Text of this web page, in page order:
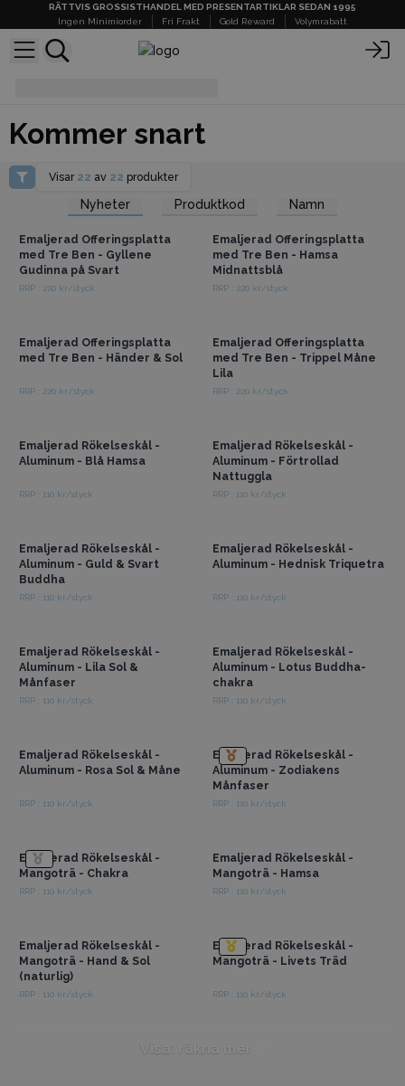
RÄTTVIS GROSSISTHANDEL MED PRESENTARTIKLAR SEDAN 1995
Ingen Minimiorder
Fri Frakt Gold Reward Volymrabatt
Kommer snart
Visar 22 av 22 produkter
Nyheter Produktkod Namn
Få tillgång till
grossistpriser
Emaljerad Offeringsplatta
med Tre Ben - Gyllene
Gudinna på Svart
RRP : 220 kr/styck
Få tillgång till
grossistpriser
Emaljerad Offeringsplatta
med Tre Ben - Hamsa
Midnattsblå
RRP : 220 kr/styck
Emaljerad Offeringsplatta
med Tre Ben - Händer & Sol
RRP : 220 kr/styck
Emaljerad Offeringsplatta
med Tre Ben - Trippel Måne
Lila
RRP : 220 kr/styck
Emaljerad Rökelseskål -
Aluminum - Blå Hamsa
RRP : 110 kr/styck
Emaljerad Rökelseskål -
Aluminum - Förtrollad
Nattuggla
RRP : 110 kr/styck
Emaljerad Rökelseskål -
Aluminum - Guld & Svart
Buddha
RRP : 110 kr/styck
Emaljerad Rökelseskål -
Aluminum - Hednisk Triquetra
RRP : 110 kr/styck
Emaljerad Rökelseskål -
Aluminum - Lila Sol &
Månfaser
RRP : 110 kr/styck
Emaljerad Rökelseskål -
Aluminum - Lotus Buddha-
chakra
RRP : 110 kr/styck
Emaljerad Rökelseskål -
Aluminum - Rosa Sol & Måne
RRP : 110 kr/styck
Emaljerad Rökelseskål -
Aluminum - Zodiakens
Månfaser
RRP : 110 kr/styck
Emaljerad Rökelseskål -
Mangoträ - Chakra
RRP : 110 kr/styck
Emaljerad Rökelseskål -
Mangoträ - Hamsa
RRP : 110 kr/styck
Emaljerad Rökelseskål -
Mangoträ - Hand & Sol
(naturlig)
RRP : 110 kr/styck
Emaljerad Rökelseskål -
Mangoträ - Livets Träd
RRP : 110 kr/styck
Visa: räkna mer